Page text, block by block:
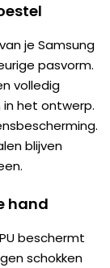
je Samsung
pasvorm.
volledig
in het ontwerp.
blijven
hand
beschermt
schokken